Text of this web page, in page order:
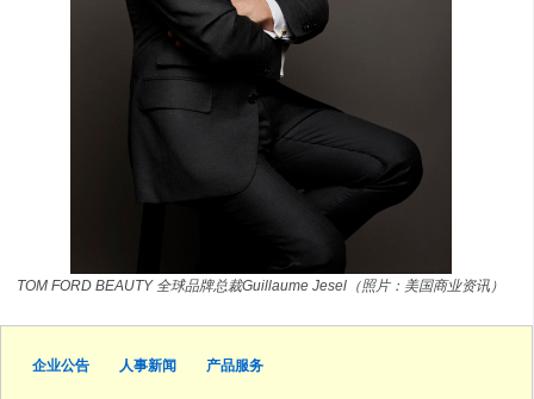
TOM FORD BEAUTY 全球品牌总裁Guillaume Jesel（照片：美国商业资讯）
企业公告 人事新闻 产品服务